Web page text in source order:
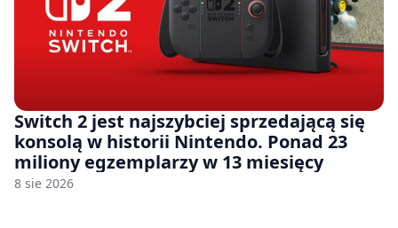
Switch 2 jest najszybciej sprzedającą się
konsolą w historii Nintendo. Ponad 23
miliony egzemplarzy w 13 miesięcy
8 sie 2026